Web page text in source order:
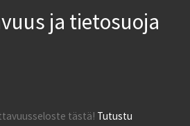
ja tietosuoja
tästä! Tutustu